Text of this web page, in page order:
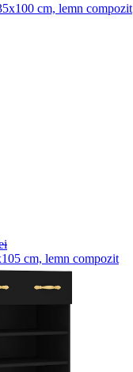
cm, lemn compozit
cm, lemn compozit